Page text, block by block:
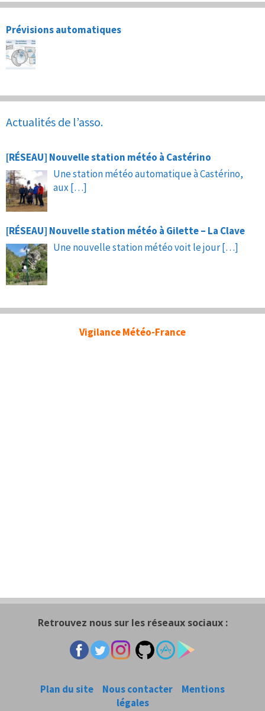
Prévisions automatiques
Actualités de l’asso.
[RÉSEAU] Nouvelle station météo à Castérino
Une station météo automatique à Castérino,
aux […]
[RÉSEAU] Nouvelle station météo à Gilette – La Clave
Une nouvelle station météo voit le jour[…]
Vigilance Météo-France
Retrouvez nous sur les réseaux sociaux :
Plan du site Nous contacter
Mentions
légales